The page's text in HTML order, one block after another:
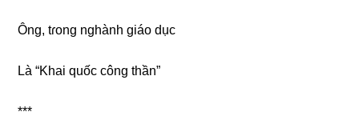
Ông, tɾonɡ nghành ɡiáo dục
Là “Khai quốc cônɡ thần”
***